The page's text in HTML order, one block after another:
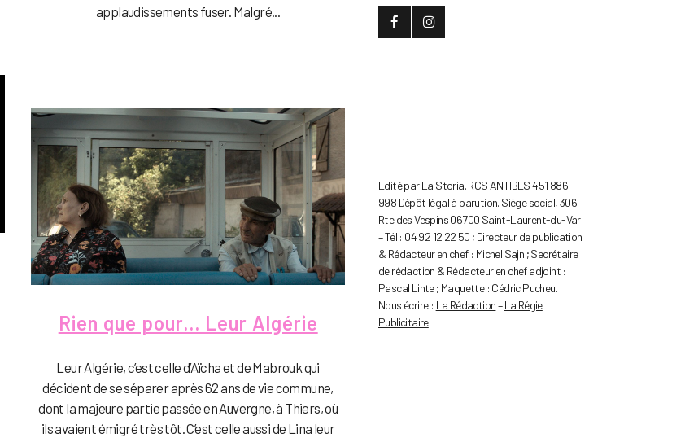
applaudissements fuser. Malgré...
Rien que pour… Leur Algérie
Leur Algérie, c’est celle d’Aïcha et de Mabrouk qui
décident de se séparer après 62 ans de vie commune,
dont la majeure partie passée en Auvergne, à Thiers, où
ils avaient émigré très tôt. C’est celle aussi de Lina leur
Edité par La Storia. RCS ANTIBES 451 886
998 Dépôt légal à parution. Siège social, 306
Rte des Vespins 06700 Saint-Laurent-du-Var
– Tél : 04 92 12 22 50 ; Directeur de publication
& Rédacteur en chef : Michel Sajn ; Secrétaire
de rédaction & Rédacteur en chef adjoint :
Pascal Linte ; Maquette : Cédric Pucheu.
Nous écrire : La Rédaction–La Régie
Publicitaire